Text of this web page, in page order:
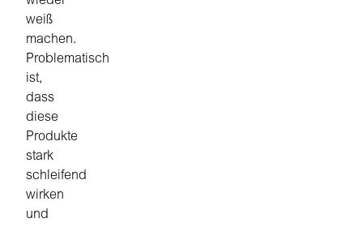
weiß
machen.
Problematisch
ist,
dass
diese
Produkte
stark
schleifend
wirken
und